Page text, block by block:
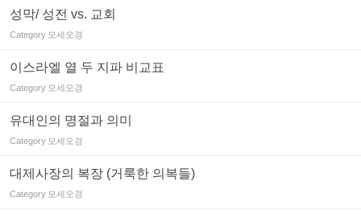
성막/ 성전 vs. 교회
Category 모세오경
이스라엘 열 두 지파 비교표
Category 모세오경
유대인의 명절과 의미
Category 모세오경
대제사장의 복장 (거룩한 의복들)
Category 모세오경